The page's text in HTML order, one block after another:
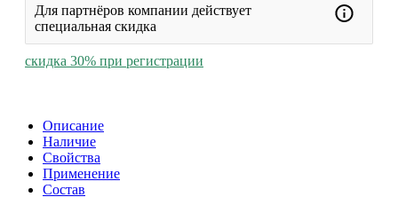
Для партнёров компании действует
специальная скидка
скидка 30% при регистрации
Описание
Наличие
Свойства
Применение
Состав